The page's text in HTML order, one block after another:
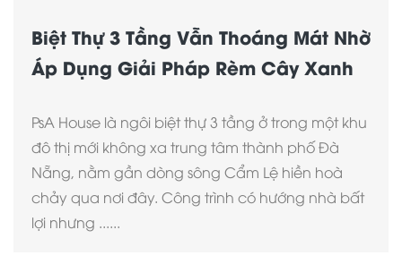
Biệt Thự 3 Tầng Vẫn Thoáng Mát Nhờ
Áp Dụng Giải Pháp Rèm Cây Xanh
PsA House là ngôi biệt thự 3 tầng ở trong một khu
đô thị mới không xa trung tâm thành phố Đà
Nẵng, nằm gần dòng sông Cẩm Lệ hiền hoà
chảy qua nơi đây. Công trình có hướng nhà bất
lợi nhưng ......